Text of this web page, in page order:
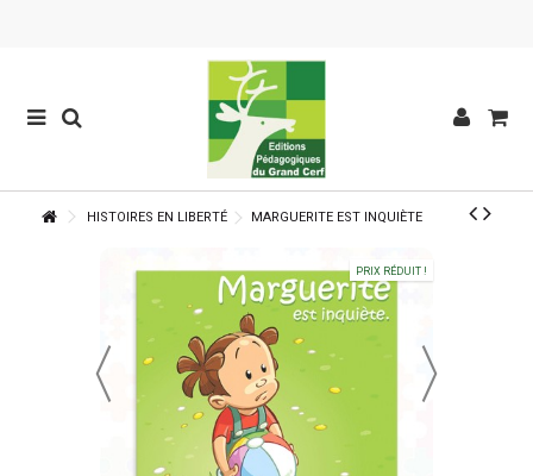
HISTOIRES EN LIBERTÉ MARGUERITE EST INQUIÈTE
PRIX RÉDUIT !